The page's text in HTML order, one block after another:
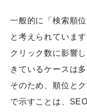
一般的に「検索順
と考えられていま
クリック数に影響
きているケースは
そのため、順位と
で示すことは、